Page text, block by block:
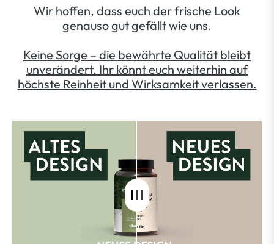
Wir hoffen, dass euch der frische Look
genauso gut gefällt wie uns.
Keine Sorge – die bewährte Qualität bleibt
unverändert. Ihr könnt euch weiterhin auf
höchste Reinheit und Wirksamkeit verlassen.